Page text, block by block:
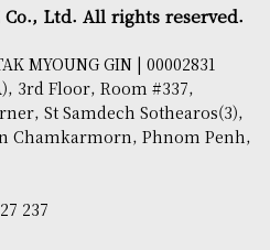
Co., Ltd. All rights reserved.
MYOUNG GIN | 00002831
3rd Floor, Room #337,
St Samdech Sothearos(3),
Chamkarmorn, Phnom Penh,
237